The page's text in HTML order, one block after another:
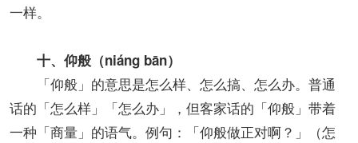
一样。
十、仰般（niáng bān）
「仰般」的意思是怎么样、怎么搞、怎么办。普通
话的「怎么样」「怎么办」，但客家话的「仰般」带着
一种「商量」的语气。例句：「仰般做正对啊？」（怎